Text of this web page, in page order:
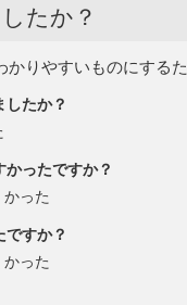
たか？
りやすいものにする
たか？
ったですか？
った
すか？
かった